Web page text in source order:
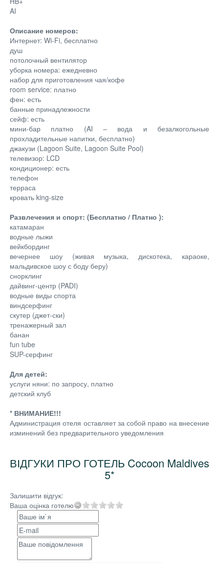
AI
Описание номеров:
Интернет: Wi-Fi, бесплатно
душ
потолочный вентилятор
уборка номера: ежедневно
набор для приготовления чая/кофе
room service: платно
фен: есть
банные принадлежности
сейф: есть
мини-бар платно (AI – вода и безалкогольные
прохладительные напитки, бесплатно)
джакузи (Lagoon Suite, Lagoon Suite Pool)
телевизор: LCD
кондиционер: есть
телефон
терраса
кровать king-size
Развлечения и спорт: (Бесплатно / Платно ):
катамаран
водные лыжи
вейкбординг
вечернее шоу (живая музыка, дискотека, караоке,
мальдивское шоу с боду беру)
снорклинг
дайвинг-центр (PADI)
водные виды спорта
виндсерфинг
скутер (джет-ски)
тренажерный зал
банан
fun tube
SUP-серфинг
Для детей:
услуги няни: по запросу, платно
детский клуб
* ВНИМАНИЕ!!!
Администрация отеля оставляет за собой право на внесение
изминений без предварительного уведомления
ВІДГУКИ ПРО ГОТЕЛЬ Cocoon Maldives
5*
Залишити відгук:
Ваша оцінка готелю